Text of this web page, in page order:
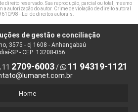
direito reservado. Sua reprodução, parcial ou total, mesmo
autorização do autor. Crime de violação de direito autoral
9610/98 - Lei de direitos autorais
de gestão e conciliação
3575 - cj 1608 - Anhangabaú
SP - CEP: 13208-056
11 2709-6003/ 11 94319-1121
Home